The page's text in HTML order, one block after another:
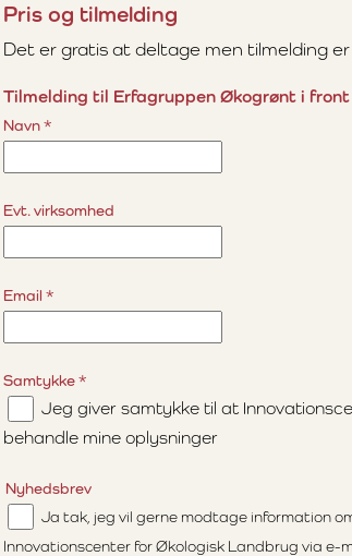
Pris og tilmelding
Det er gratis at deltage men tilmelding
Tilmelding til Erfagruppen Økogrønt i front
Navn*
Evt. virksomhed
Email *
Samtykke*
Jeg giver samtykke til at
behandle mine oplysninger
Nyhedsbrev
Ja tak, jeg vil gerne modtage information
Innovationscenter for Økologisk Landbrug via e-